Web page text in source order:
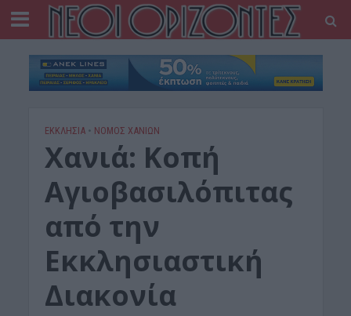
ΕΚΚΛΗΣΙΑ • ΝΟΜΌΣ ΧΑΝΊΩΝ
Χανιά: Κοπή
Αγιοβασιλόπιτας
από την
Εκκλησιαστική
Διακονία